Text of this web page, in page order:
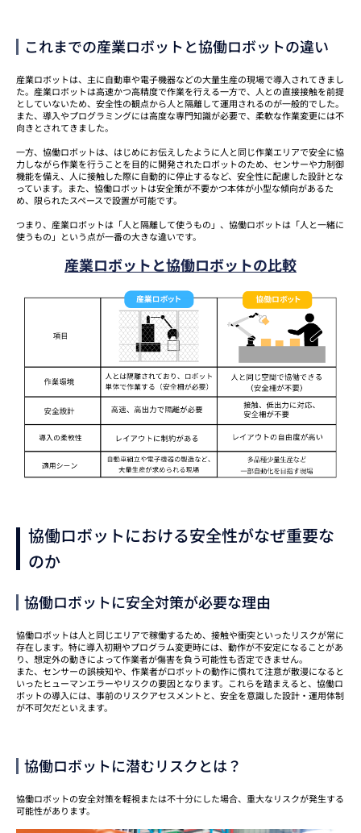
これまでの産業ロボットと協働ロボットの違い
産業ロボットは、主に自動車や電子機器などの大量生産の現場で導入されてきまし
た。産業ロボットは高速かつ高精度で作業を行える一方で、人との直接接触を前提
としていないため、安全性の観点から人と隔離して運用されるのが一般的でした。
また、導入やプログラミングには高度な専門知識が必要で、柔軟な作業変更には不
向きとされてきました。
一方、協働ロボットは、はじめにお伝えしたように人と同じ作業エリアで安全に協
力しながら作業を行うことを目的に開発されたロボットのため、センサーや力制御
機能を備え、人に接触した際に自動的に停止するなど、安全性に配慮した設計とな
っています。また、協働ロボットは安全策が不要かつ本体が小型な傾向があるた
め、限られたスペースで設置が可能です。
つまり、産業ロボットは「人と隔離して使うもの」、協働ロボットは「人と一緒に
使うもの」という点が一番の大きな違いです。
産業ロボットと協働ロボットの比較
協働ロボットにおける安全性がなぜ重要な
のか
協働ロボットに安全対策が必要な理由
協働ロボットは人と同じエリアで稼働するため、接触や衝突といったリスクが常に
存在します。特に導入初期やプログラム変更時には、動作が不安定になることがあ
り、想定外の動きによって作業者が傷害を負う可能性も否定できません。
また、センサーの誤検知や、作業者がロボットの動作に慣れて注意が散漫になると
いったヒューマンエラーやリスクの要因となります。これらを踏まえると、協働ロ
ボットの導入には、事前のリスクアセスメントと、安全を意識した設計・運用体制
が不可欠だといえます。
協働ロボットに潜むリスクとは？
協働ロボットの安全対策を軽視または不十分にした場合、重大なリスクが発生する
可能性があります。